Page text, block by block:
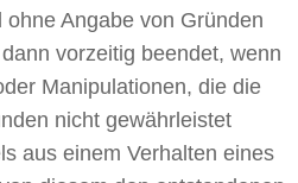
Angabe von Gründen
vorzeitig beendet, wenn
Manipulationen, die die
nicht gewährleistet
aus einem Verhalten eines